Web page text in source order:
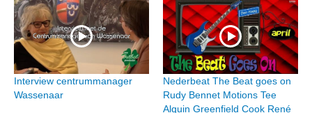
Interview centrummanager
Wassenaar
Nederbeat The Beat goes on
Rudy Bennet Motions Tee
Alquin Greenfield Cook René